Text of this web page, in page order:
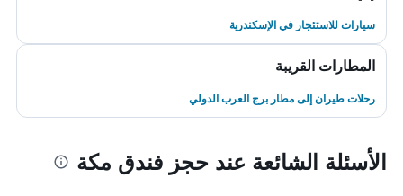
سيارات للاستئجار في الإسكندرية
المطارات القريبة
رحلات طيران إلى مطار برج العرب الدولي
الأسئلة الشائعة عند حجز فندق مكة